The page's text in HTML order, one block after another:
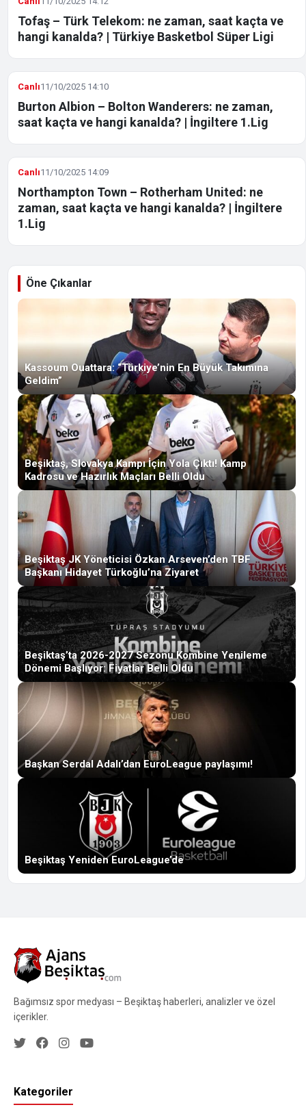
Tofaş – Türk Telekom: ne zaman, saat kaçta ve
hangi kanalda? | Türkiye Basketbol Süper Ligi
Canlı11/10/2025 14:10
Burton Albion – Bolton Wanderers: ne zaman,
saat kaçta ve hangi kanalda? | İngiltere 1.Lig
Canlı11/10/2025 14:09
Northampton Town – Rotherham United: ne
zaman, saat kaçta ve hangi kanalda? | İngiltere
1.Lig
Öne Çıkanlar
Kassoum Ouattara: “Türkiye’nin En Büyük Takımına
Geldim”
Beşiktaş, Slovakya Kampı İçin Yola Çıktı! Kamp
Kadrosu ve Hazırlık Maçları Belli Oldu
Beşiktaş JK Yöneticisi Özkan Arseven’den TBF
Başkanı Hidayet Türkoğlu’na Ziyaret
Beşiktaş’ta 2026-2027 Sezonu Kombine Yenileme
Dönemi Başlıyor: Fiyatlar Belli Oldu
Başkan Serdal Adalı’dan EuroLeague paylaşımı!
Beşiktaş Yeniden EuroLeague’de
Bağımsız spor medyası – Beşiktaş haberleri, analizler ve özel
içerikler.
Kategoriler